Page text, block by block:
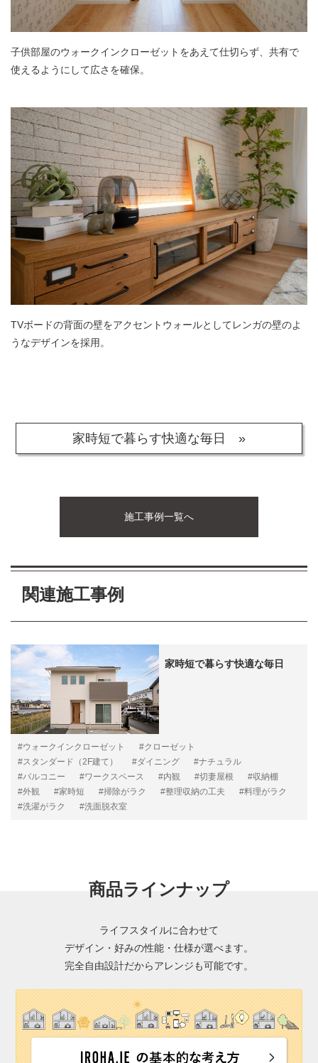
子供部屋のウォークインクローゼットをあえて仕切らず、共有で
使えるようにして広さを確保。
TVボードの背面の壁をアクセントウォールとしてレンガの壁のよ
うなデザインを採用。
家時短で暮らす快適な毎日 »
施工事例一覧へ
関連施工事例
家時短で暮らす快適な毎日
#ウォークインクローゼット
#クローゼット
#スタンダード（2F建て）
#ダイニング
#ナチュラル
#バルコニー
#ワークスペース #内観 #切妻屋根
#収納棚
#外観
#家時短 #掃除がラク #整理収納の工夫
#料理がラク
#洗濯がラク
#洗面脱衣室
商品ラインナップ
ライフスタイルに合わせて
デザイン・好みの性能・仕様が選べます。
完全自由設計だからアレンジも可能です。